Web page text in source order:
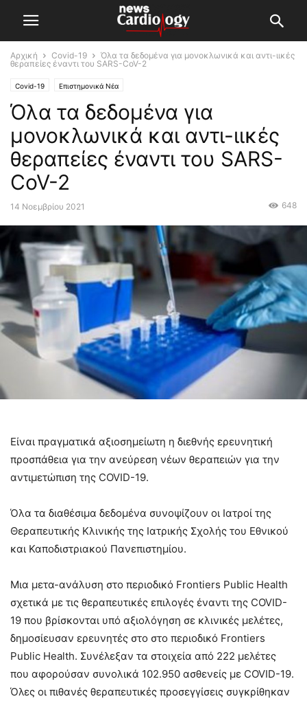
Αρχική Covid-19
Όλα τα δεδομένα για μονοκλωνικά και αντι-ιικές
θεραπείες έναντι του SARS-CoV-2
Covid-19 Επιστημονικά Νέα
Όλα τα δεδομένα για
μονοκλωνικά και αντι-ιικές
θεραπείες έναντι του SARS-
CoV-2
14 Νοεμβρίου 2021 648
Είναι πραγματικά αξιοσημείωτη η διεθνής ερευνητική
προσπάθεια για την ανεύρεση νέων θεραπειών για την
αντιμετώπιση της COVID-19.
Όλα τα διαθέσιμα δεδομένα συνοψίζουν οι Ιατροί της
Θεραπευτικής Κλινικής της Ιατρικής Σχολής του Εθνικού
και Καποδιστριακού Πανεπιστημίου.
Μια μετα-ανάλυση στο περιοδικό Frontiers Public Health
σχετικά με τις θεραπευτικές επιλογές έναντι της COVID-
19 που βρίσκονται υπό αξιολόγηση σε κλινικές μελέτες,
δημοσίευσαν ερευνητές στο στο περιοδικό Frontiers
Public Health. Συνέλεξαν τα στοιχεία από 222 μελέτες
που αφορούσαν συνολικά 102.950 ασθενείς με COVID-19.
Όλες οι πιθανές θεραπευτικές προσεγγίσεις συγκρίθηκαν